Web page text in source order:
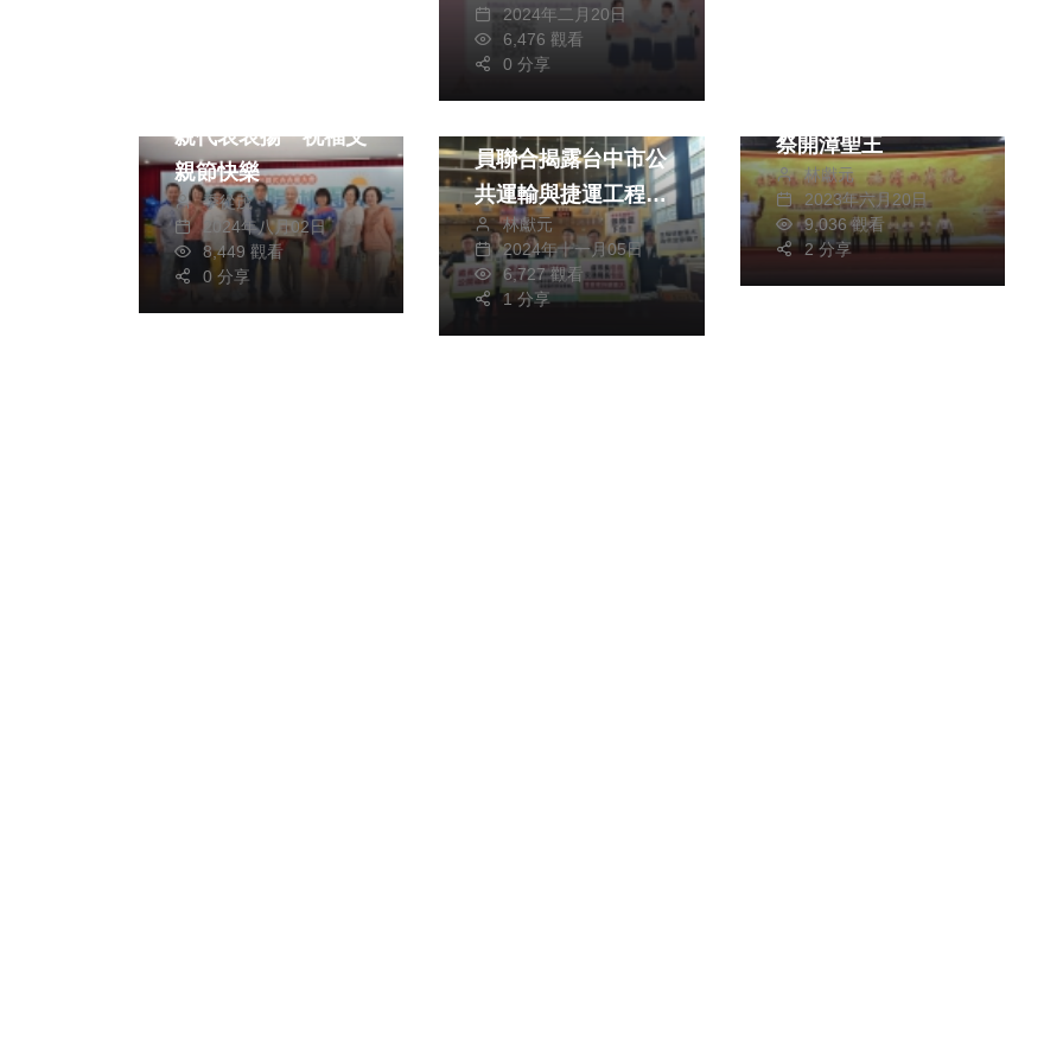
2024年二月20日
6,476 觀看
0 分享
親代表表揚 祝福父
親節快樂
季從茂
2024年八月02日
8,449 觀看
0 分享
員聯合揭露台中市公
共運輸與捷運工程處
長張應當涉及長期性
騷女同事 要求張應
當下台並公開向所有
受害者道歉 交通局
林獻元
2024年十一月05日
6,727 觀看
1 分享
祭開漳聖王
林獻元
2023年六月20日
9,036 觀看
2 分享